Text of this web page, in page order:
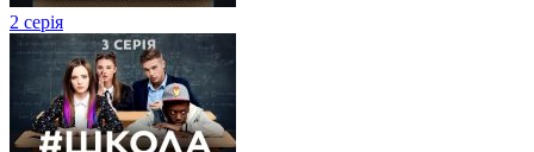
2 серія